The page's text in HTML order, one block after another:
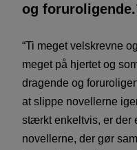
og
“Ti meget velskrevne
meget på hjertet og
dragende og
at slippe novellerne
stærkt enkeltvis, er der
novellerne, der gør